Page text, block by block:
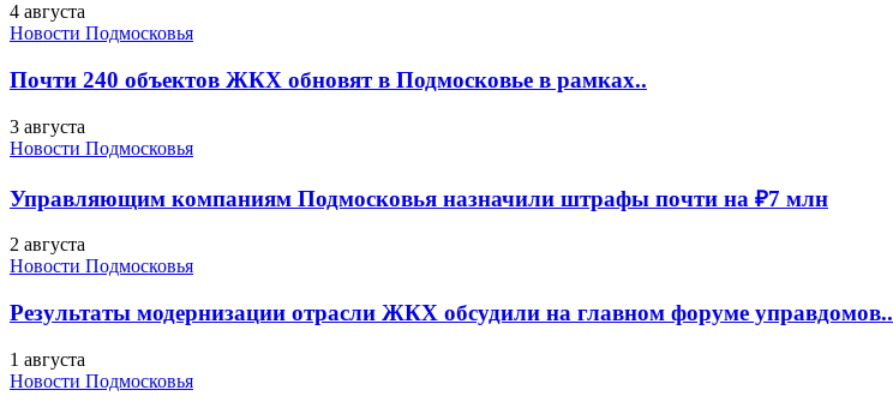
4 августа
Новости Подмосковья
Почти 240 объектов ЖКХ обновят в Подмосковье в рамках..
3 августа
Новости Подмосковья
Управляющим компаниям Подмосковья назначили штрафы почти на ₽7 млн
2 августа
Новости Подмосковья
Результаты модернизации отрасли ЖКХ обсудили на главном форуме управдомов..
1 августа
Новости Подмосковья